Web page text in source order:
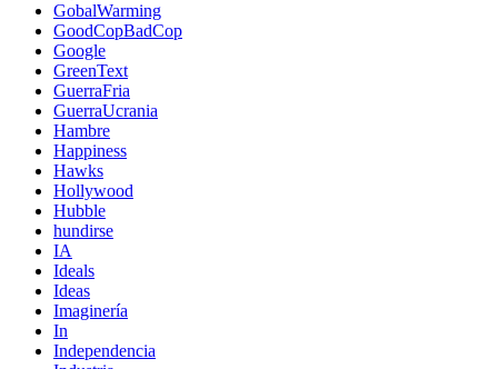
GobalWarming
GoodCopBadCop
Google
GreenText
GuerraFria
GuerraUcrania
Hambre
Happiness
Hawks
Hollywood
Hubble
hundirse
IA
Ideals
Ideas
Imaginería
In
Independencia